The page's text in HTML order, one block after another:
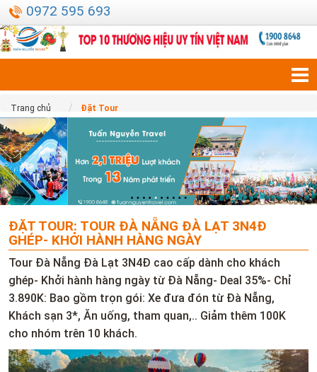
0972 595 693
Trang chủ Đặt Tour
ĐẶT TOUR: TOUR ĐÀ NẴNG ĐÀ LẠT 3N4Đ
GHÉP- KHỞI HÀNH HÀNG NGÀY
Tour Đà Nẵng Đà Lạt 3N4Đ cao cấp dành cho khách
ghép- Khởi hành hàng ngày từ Đà Nẵng- Deal 35%- Chỉ
3.890K: Bao gồm trọn gói: Xe đưa đón từ Đà Nẵng,
Khách sạn 3*, Ăn uống, tham quan,.. Giảm thêm 100K
cho nhóm trên 10 khách.